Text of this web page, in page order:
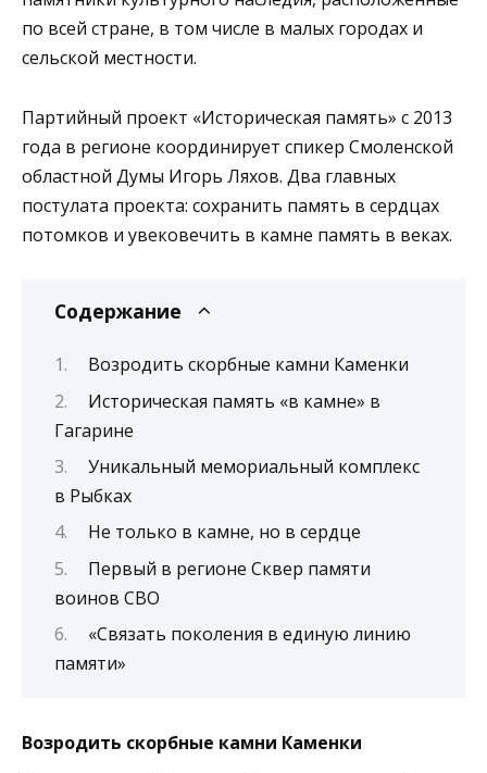
по всей стране, в том числе в малых городах и
сельской местности.
Партийный проект «Историческая память» с 2013
года в регионе координирует спикер Смоленской
областной Думы Игорь Ляхов. Два главных
постулата проекта: сохранить память в сердцах
потомков и увековечить в камне память в веках.
Содержание
Возродить скорбные камни Каменки
Историческая память «в камне» в
Гагарине
Уникальный мемориальный комплекс
в Рыбках
Не только в камне, но в сердце
Первый в регионе Сквер памяти
воинов СВО
«Связать поколения в единую линию
памяти»
Возродить скорбные камни Каменки